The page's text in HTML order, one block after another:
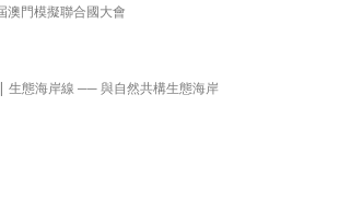
澳門模擬聯合國大會
生態海岸線 ── 與自然共構生態海岸